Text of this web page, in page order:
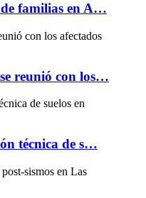
familias en A…
reunió con los…
técnica de s…